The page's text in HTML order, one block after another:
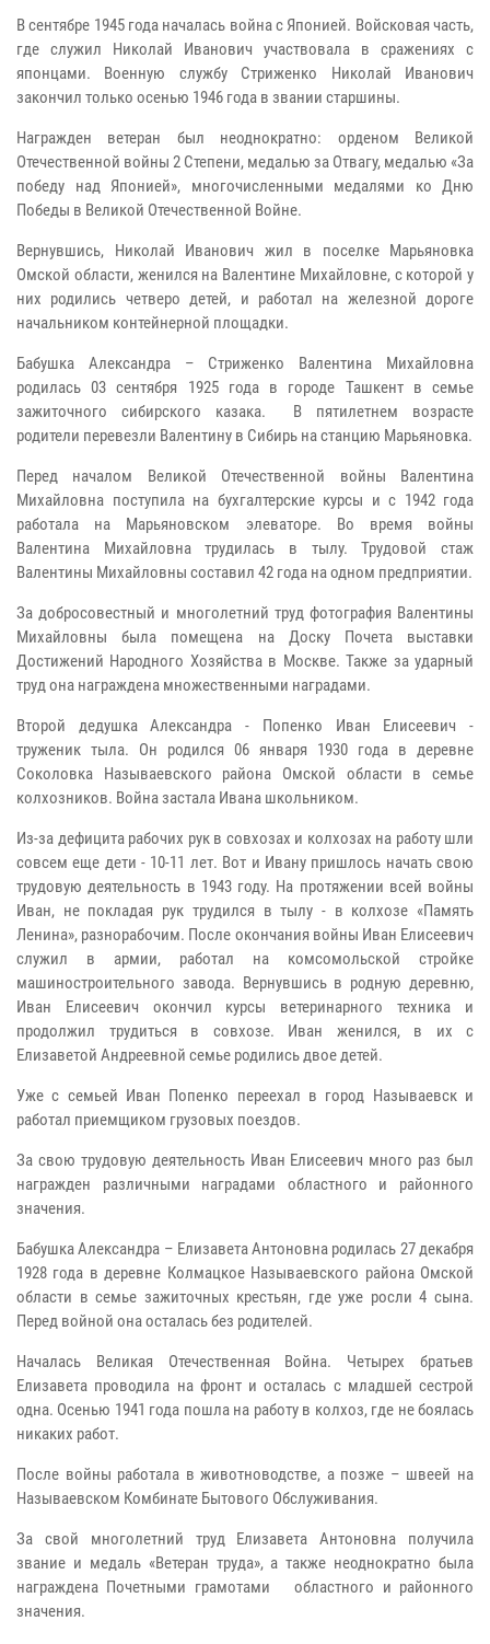
В сентябре 1945 года началась война с Японией. Войсковая часть,
где служил Николай Иванович участвовала в сражениях с
японцами. Военную службу Стриженко Николай Иванович
закончил только осенью 1946 года в звании старшины.
Награжден ветеран был неоднократно: орденом Великой
Отечественной войны 2 Степени, медалью за Отвагу, медалью «За
победу над Японией», многочисленными медалями ко Дню
Победы в Великой Отечественной Войне.
Вернувшись, Николай Иванович жил в поселке Марьяновка
Омской области, женился на Валентине Михайловне, с которой у
них родились четверо детей, и работал на железной дороге
начальником контейнерной площадки.
Бабушка Александра – Стриженко Валентина Михайловна
родилась 03 сентября 1925 года в городе Ташкент в семье
зажиточного сибирского казака. В пятилетнем возрасте
родители перевезли Валентину в Сибирь на станцию Марьяновка.
Перед началом Великой Отечественной войны Валентина
Михайловна поступила на бухгалтерские курсы и с 1942 года
работала на Марьяновском элеваторе. Во время войны
Валентина Михайловна трудилась в тылу. Трудовой стаж
Валентины Михайловны составил 42 года на одном предприятии.
За добросовестный и многолетний труд фотография Валентины
Михайловны была помещена на Доску Почета выставки
Достижений Народного Хозяйства в Москве. Также за ударный
труд она награждена множественными наградами.
Второй дедушка Александра - Попенко Иван Елисеевич -
труженик тыла. Он родился 06 января 1930 года в деревне
Соколовка Называевского района Омской области в семье
колхозников. Война застала Ивана школьником.
Из-за дефицита рабочих рук в совхозах и колхозах на работу шли
совсем еще дети - 10-11 лет. Вот и Ивану пришлось начать свою
трудовую деятельность в 1943 году. На протяжении всей войны
Иван, не покладая рук трудился в тылу - в колхозе «Память
Ленина», разнорабочим. После окончания войны Иван Елисеевич
служил в армии, работал на комсомольской стройке
машиностроительного завода. Вернувшись в родную деревню,
Иван Елисеевич окончил курсы ветеринарного техника и
продолжил трудиться в совхозе. Иван женился, в их с
Елизаветой Андреевной семье родились двое детей.
Уже с семьей Иван Попенко переехал в город Называевск и
работал приемщиком грузовых поездов.
За свою трудовую деятельность Иван Елисеевич много раз был
награжден различными наградами областного и районного
значения.
Бабушка Александра – Елизавета Антоновна родилась 27 декабря
1928 года в деревне Колмацкое Называевского района Омской
области в семье зажиточных крестьян, где уже росли 4 сына.
Перед войной она осталась без родителей.
Началась Великая Отечественная Война. Четырех братьев
Елизавета проводила на фронт и осталась с младшей сестрой
одна. Осенью 1941 года пошла на работу в колхоз, где не боялась
никаких работ.
После войны работала в животноводстве, а позже – швеей на
Называевском Комбинате Бытового Обслуживания.
За свой многолетний труд Елизавета Антоновна получила
звание и медаль «Ветеран труда», а также неоднократно была
награждена Почетными грамотами областного и районного
значения.